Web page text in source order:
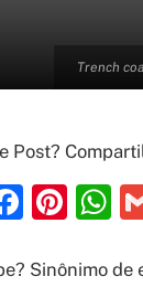
Trench
Post?
Sinônimo de